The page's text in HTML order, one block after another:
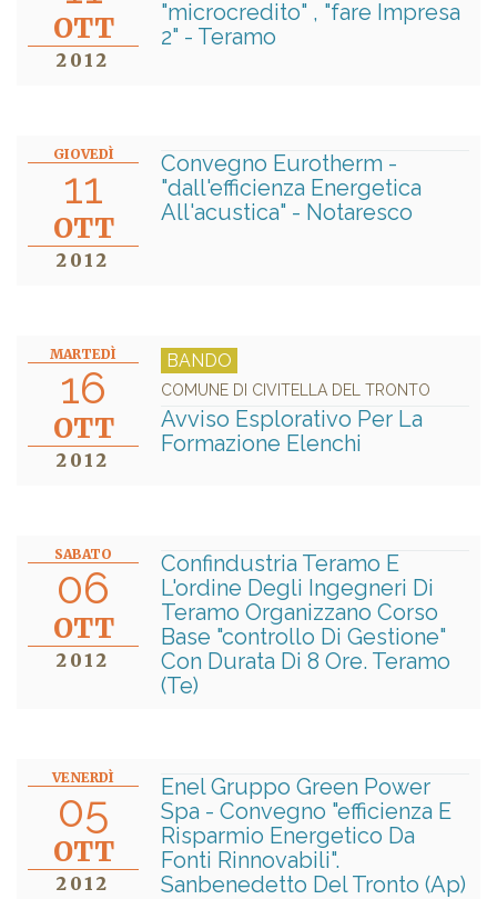
OTT
2012
"microcredito" , "fare Impresa
2" - Teramo
GIOVEDÌ
11
OTT
2012
Convegno Eurotherm -
"dall'efficienza Energetica
All'acustica" - Notaresco
MARTEDÌ
16
OTT
2012
BANDO
COMUNE DI CIVITELLA DEL TRONTO
Avviso Esplorativo Per La
Formazione Elenchi
SABATO
06
OTT
2012
Confindustria Teramo E
L'ordine Degli Ingegneri Di
Teramo Organizzano Corso
Base "controllo Di Gestione"
Con Durata Di 8 Ore. Teramo
(Te)
VENERDÌ
05
OTT
2012
Enel Gruppo Green Power
Spa - Convegno "efficienza E
Risparmio Energetico Da
Fonti Rinnovabili".
Sanbenedetto Del Tronto (Ap)